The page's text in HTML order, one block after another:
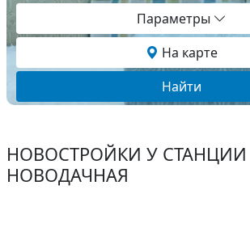
Параметры
На карте
Найти
НОВОСТРОЙКИ У
НОВОДАЧНАЯ